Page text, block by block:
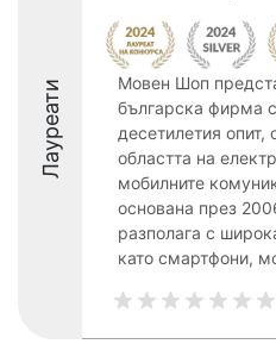
Лауреати
Мовен Шоп
българска фирма
десетилетия опит,
областта на
мобилните
основана през
разполага с
като смартфони,